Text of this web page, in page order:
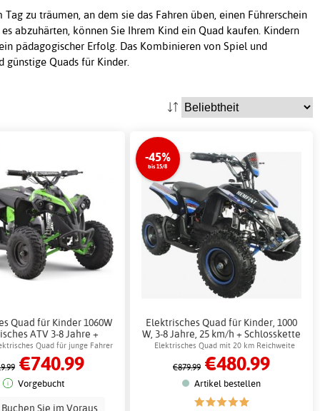
zu träumen, an dem sie das Fahren üben, einen Führerschein
abzuhärten, können Sie Ihrem Kind ein Quad kaufen. Kindern
pädagogischer Erfolg. Das Kombinieren von Spiel und
Quads für Kinder.
Quad für Kinder 1060W
ATV 3-8 Jahre +
SchlossketteQuad für junge Fahrer
€740.99
Vorgebucht
Buchen Sie im Voraus
-45%
bis 15/8
Elektrisches Quad für Kinder, 1000
W, 3-8 Jahre, 25 km/h + Schlosskette
Elektrisches Quad mit 20 km Reichweite
€879.99 €480.99
Artikel bestellen